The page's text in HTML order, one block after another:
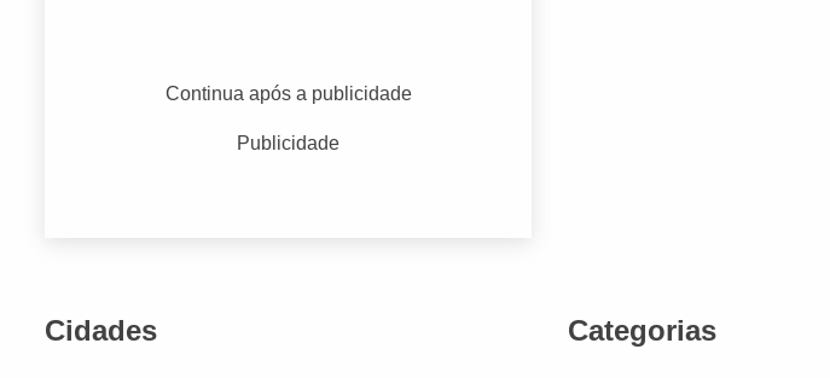
Continua após a publicidade
Publicidade
Cidades Categorias